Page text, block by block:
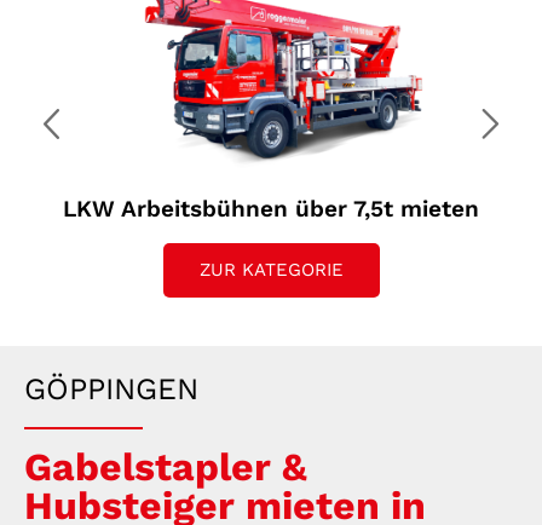
LKW Arbeitsbühnen über 7,5t mieten
ZUR KATEGORIE
GÖPPINGEN
Gabelstapler &
Hubsteiger mieten in